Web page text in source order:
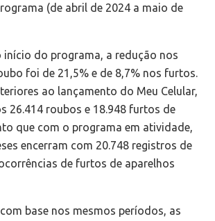
(de abril de 2024 a maio de
início do programa, a redução nos
foi de 21,5% e de 8,7% nos furtos.
ao lançamento do Meu Celular,
26.414 roubos e 18.948 furtos de
que com o programa em atividade,
encerram com 20.748 registros de
de furtos de aparelhos
base nos mesmos períodos, as